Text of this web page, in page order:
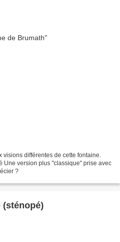
différentes de cette fontaine.
Une version plus "classique" prise avec
?
(sténopé)